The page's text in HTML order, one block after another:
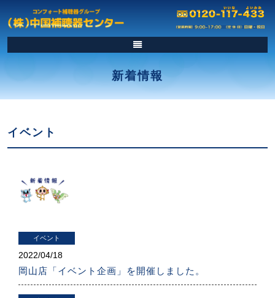
新着情報
イベント
イベント
2022/04/18
岡山店「イベント企画」を開催しました。